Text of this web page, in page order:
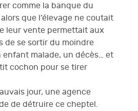
comme la banque du
que l’élevage ne coutait
leur vente permettait aux
de se sortir du moindre
enfant malade, un décès… et
cochon pour se tirer
jour, une agence
de détruire ce cheptel.